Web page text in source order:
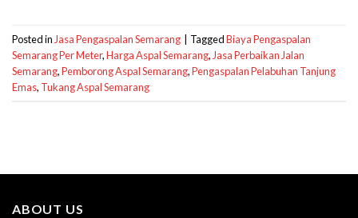
Posted in Jasa Pengaspalan Semarang TaggedBiaya Pengaspalan
Semarang Per Meter,Harga Aspal Semarang, Jasa Perbaikan Jalan
Semarang,Pemborong Aspal Semarang,Pengaspalan Pelabuhan Tanjung
Emas, Tukang Aspal Semarang
ABOUT US